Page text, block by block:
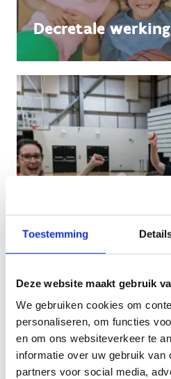
Toestemming
Deze website maakt gebruik
We gebruiken cookies om
personaliseren, om functies
en om ons websiteverkeer te
informatie over uw gebruik van
partners voor social media,
Decretale
Decretale